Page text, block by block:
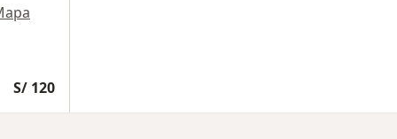
S/ 120